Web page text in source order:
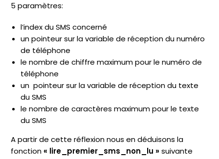
5 paramètres:
l’index du SMS concerné
un pointeur sur la variable de réception du numéro
de téléphone
le nombre de chiffre maximum pour le numéro de
téléphone
un pointeur sur la variable de réception du texte
du SMS
le nombre de caractères maximum pour le texte
du SMS
A partir de cette réflexion nous en déduisons la
fonction« lire_premier_sms_non_lu » suivante